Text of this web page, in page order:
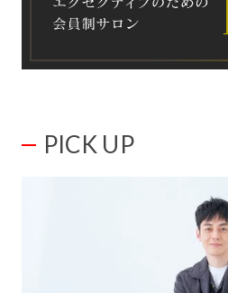
PICK UP